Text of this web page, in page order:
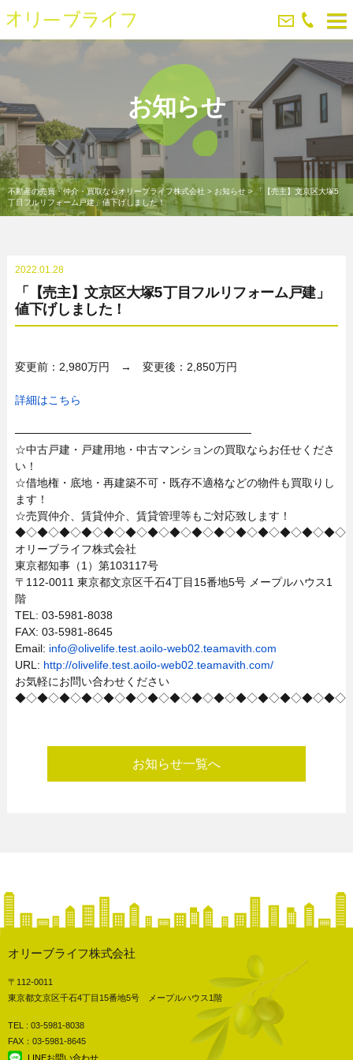
お知らせ
不動産の売買・仲介・買取ならオリーブライフ株式会社 > お知らせ> 「【売主】文京区大塚5
丁目フルリフォーム戸建」値下げしました！
2022.01.28
「【売主】文京区大塚5丁目フルリフォーム戸建」
値下げしました！
変更前：2,980万円 → 変更後：2,850万円
詳細はこちら
──────────────────────────────
☆中古戸建・戸建用地・中古マンションの買取ならお任せくださ
い！
☆借地権・底地・再建築不可・既存不適格などの物件も買取りし
ます！
☆売買仲介、賃貸仲介、賃貸管理等もご対応致します！
◆◇◆◇◆◇◆◇◆◇◆◇◆◇◆◇◆◇◆◇◆◇◆◇◆◇◆◇◆◇
オリーブライフ株式会社
東京都知事（1）第103117号
〒112-0011 東京都文京区千石4丁目15番地5号 メープルハウス1
階
TEL: 03-5981-8038
FAX: 03-5981-8645
Email: info@olivelife.test.aoilo-web02.teamavith.com
URL: http://olivelife.test.aoilo-web02.teamavith.com/
お気軽にお問い合わせください
◆◇◆◇◆◇◆◇◆◇◆◇◆◇◆◇◆◇◆◇◆◇◆◇◆◇◆◇◆◇
お知らせ一覧へ
オリーブライフ株式会社
〒112-0011
東京都文京区千石4丁目15番地5号 メープルハウス1階
TEL : 03-5981-8038
FAX：03-5981-8645
LINEお問い合わせ